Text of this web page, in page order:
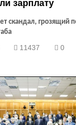
зарплату
скандал, грозящий
11437 0